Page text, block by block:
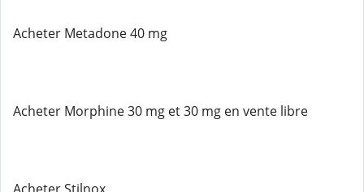
Acheter Metadone 40 mg
Acheter Morphine 30 mg et 30 mg en vente libre